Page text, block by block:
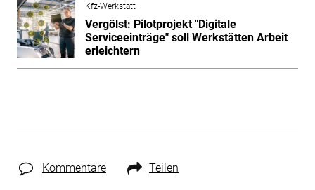
Kfz-Werkstatt
Vergölst: Pilotprojekt "Digitale
Serviceeinträge" soll Werkstätten Arbeit
erleichtern
Kommentare Teilen